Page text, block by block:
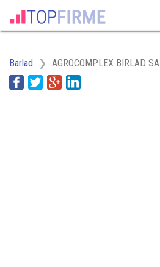
Barlad AGROCOMPLEX BIRLAD SA